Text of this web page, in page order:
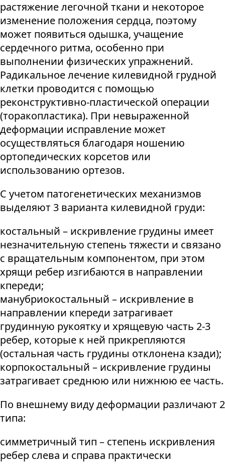
растяжение легочной ткани и некоторое
изменение положения сердца, поэтому
может появиться одышка, учащение
сердечного ритма, особенно при
выполнении физических упражнений.
Радикальное лечение килевидной грудной
клетки проводится с помощью
реконструктивно-пластической операции
(торакопластика). При невыраженной
деформации исправление может
осуществляться благодаря ношению
ортопедических корсетов или
использованию ортезов.
С учетом патогенетических механизмов
выделяют 3 варианта килевидной груди:
костальный – искривление грудины имеет
незначительную степень тяжести и связано
с вращательным компонентом, при этом
хрящи ребер изгибаются в направлении
кпереди;
манубриокостальный – искривление в
направлении кпереди затрагивает
грудинную рукоятку и хрящевую часть 2-3
ребер, которые к ней прикрепляются
(остальная часть грудины отклонена кзади);
корпокостальный – искривление грудины
затрагивает среднюю или нижнюю ее часть.
По внешнему виду деформации различают 2
типа:
симметричный тип – степень искривления
ребер слева и справа практически